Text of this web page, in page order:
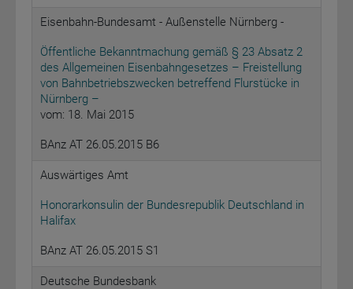
Eisenbahn-Bundesamt - Außenstelle Nürnberg -
Öffentliche Bekanntmachung gemäß § 23 Absatz 2
des Allgemeinen Eisenbahngesetzes – Freistellung
von Bahnbetriebszwecken betreffend Flurstücke in
Nürnberg –
vom: 18. Mai 2015
BAnz AT 26.05.2015 B6
Auswärtiges Amt
Honorarkonsulin der Bundesrepublik Deutschland in
Halifax
BAnz AT 26.05.2015 S1
Deutsche Bundesbank